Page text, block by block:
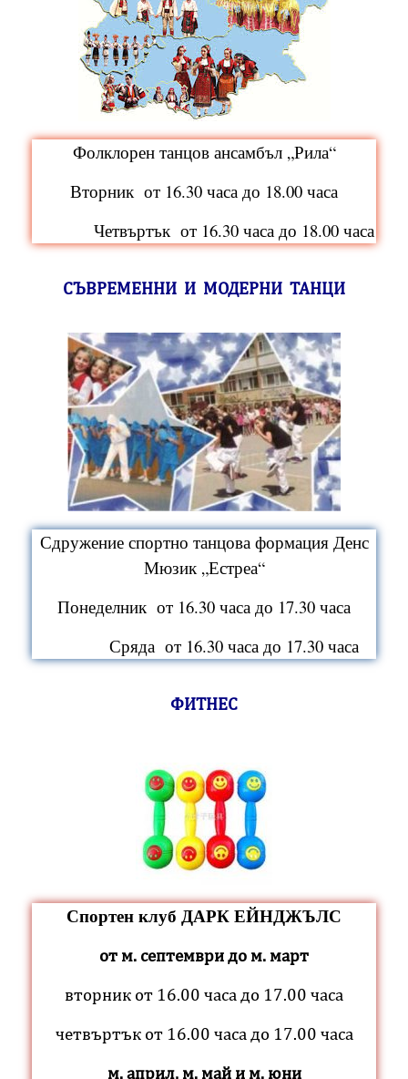
Фолклорен танцов ансамбъл „Рила“
Вторникот 16.30 часа до 18.00 часа
Четвъртък от 16.30 часа до 18.00 часа
СЪВРЕМЕННИ И МОДЕРНИ ТАНЦИ
Сдружение спортно танцова формация Денс
Мюзик „Естреа“
Понеделник от 16.30 часа до 17.30 часа
Сряда от 16.30 часа до 17.30 часа
ФИТНЕС
Спортен клуб ДАРК ЕЙНДЖЪЛС
от м. септември до м. март
вторник от 16.00 часа до 17.00 часа
четвъртък от 16.00 часа до 17.00 часа
м. април, м. май и м. юни